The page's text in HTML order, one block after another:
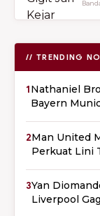
// TRENDING
1Nathaniel
Bayern
2Man United
Perkuat Lini
3Yan
Liverpool